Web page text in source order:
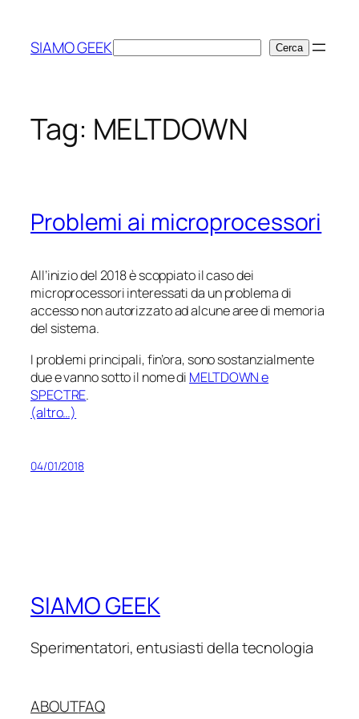
contenuto
SIAMO GEEKCerca Cerca
Tag: MELTDOWN
Problemi ai microprocessori
All’inizio del 2018 è scoppiato il caso dei
microprocessori interessati da un problema di
accesso non autorizzato ad alcune aree di memoria
del sistema.
I problemi principali, fin’ora, sono sostanzialmente
due e vanno sotto il nome di MELTDOWN e
SPECTRE.
(altro…)
04/01/2018
SIAMO GEEK
Sperimentatori, entusiasti della tecnologia
ABOUTFAQ